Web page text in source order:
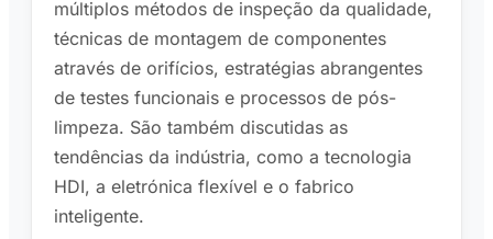
múltiplos métodos de inspeção da qualidade,
técnicas de montagem de componentes
através de orifícios, estratégias abrangentes
de testes funcionais e processos de pós-
limpeza. São também discutidas as
tendências da indústria, como a tecnologia
HDI, a eletrónica flexível e o fabrico
inteligente.